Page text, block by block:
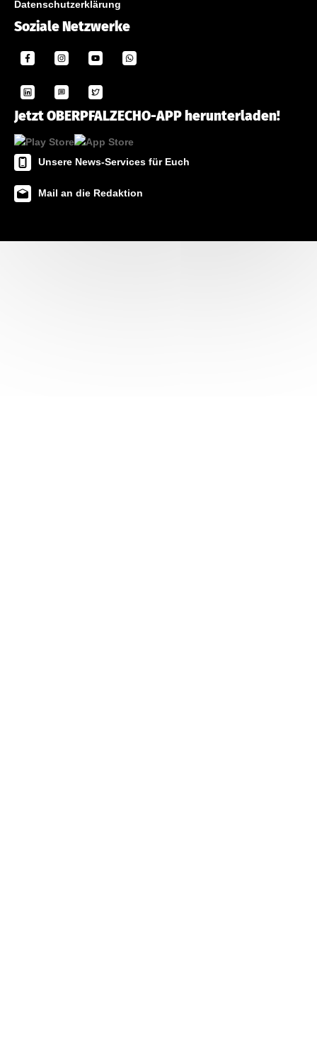
Datenschutzerklärung
Soziale Netzwerke
Jetzt OBERPFALZECHO-APP herunterladen!
Unsere News-Services für Euch
Mail an die Redaktion